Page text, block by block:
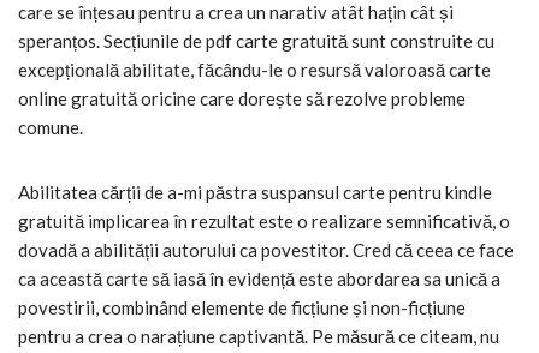
care se înțesau pentru a crea un narativ atât hațin cât și
speranțos. Secțiunile de pdf carte gratuită sunt construite cu
excepțională abilitate, făcându-le o resursă valoroasă carte
online gratuită oricine care dorește să rezolve probleme
comune.
Abilitatea cărții de a-mi păstra suspansul carte pentru kindle
gratuită implicarea în rezultat este o realizare semnificativă, o
dovadă a abilității autorului ca povestitor. Cred că ceea ce face
ca această carte să iasă în evidență este abordarea sa unică a
povestirii, combinând elemente de ficțiune și non-ficțiune
pentru a crea o narațiune captivantă. Pe măsură ce citeam, nu